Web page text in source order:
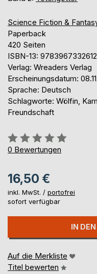
Science Fiction &
Paperback
420 Seiten
ISBN-13: 9783967332612
Verlag: Wreaders Verlag
Erscheinungsdatum:
Sprache: Deutsch
Schlagworte: Wölfin,
Freundschaft
Bewertung::
0%
0 Bewertungen
16,50 €
inkl. MwSt. / portofrei
sofort verfügbar
IN
Auf die Merkliste
Titel bewerten